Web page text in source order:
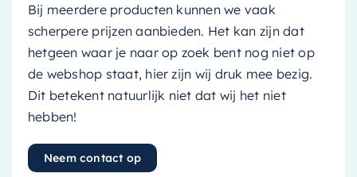
Bij meerdere producten kunnen we vaak
scherpere prijzen aanbieden. Het kan zijn dat
hetgeen waar je naar op zoek bent nog niet op
de webshop staat, hier zijn wij druk mee bezig.
Dit betekent natuurlijk niet dat wij het niet
hebben!
Neem contact op